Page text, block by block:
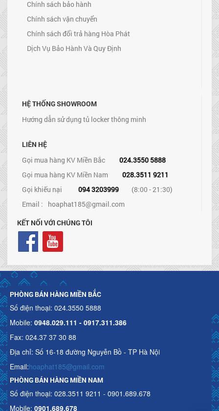
Chính sách bảo hành
Chính sách vận chuyển
Chính sách đổi trả hàng Hòa Phát
Dịch Vụ Bảo Hành Và Quy Định
HỆ THỐNG SHOWROOM
Hướng dẫn sử dụng tủ locker thông minh
LIÊN HỆ
Gọi mua hàng KV Miền Bắc
024.3550 5888
Gọi mua hàng KV Miền Nam
028.3511 9211
Gọi khiếu nại
094 3203999
(8:00 - 21:30)
Email : hoaphat185@gmail.com
KẾT NỐI VỚI CHÚNG TÔI
PHÒNG BÁN HÀNG MIỀN BẮC
Số điện thoại: 024.3550 5888
Mobile: 0948.029.111 - 0917.311.386
Fax: 024.37 37 30 88
Địa chỉ: Số 16-18 đường Nguyễn Bồ - TP Hà Nội
Email:hoaphat185@gmail.com
PHÒNG BÁN HÀNG MIỀN NAM
Số điện thoại: 028.3511 9211 - 0901.689.678
Mobile: 0901.689.678